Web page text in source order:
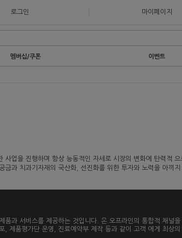
로그인 마이페이지
멤버십/쿠폰 이벤트
업을 진행하며 항상 능동적인 자세로 시장의 변화에 탄력적
과 치과기자재의 국산화, 선진화를 위한 투자와 노력을 아
과 서비스를 제공하는 것입니다. 온.오프라인의 통합적 채널
제품평가단 운영, 진료예약부 제작 등과 같이 고객 에게 최상